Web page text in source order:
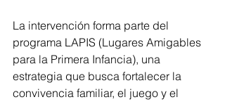
La intervención forma parte del
programa LAPIS (Lugares Amigables
para la Primera Infancia), una
estrategia que busca fortalecer la
convivencia familiar, el juego y el